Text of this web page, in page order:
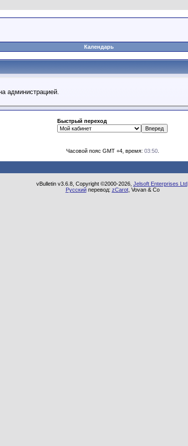
Календарь
администрацией.
Быстрый переход
Часовой пояс GMT +4, время: 03:50.
vBulletin v3.6.8, Copyright ©2000-2026, Jelsoft Enterprises Ltd.
Русскийперевод: zCarot, Vovan & Co